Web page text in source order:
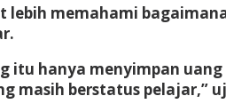
lebih memahami
itu hanya menyimpan
masih berstatus pelajar,”